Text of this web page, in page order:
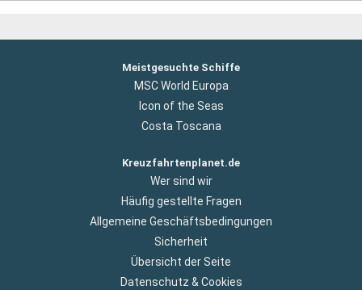
Meistgesuchte Schiffe
MSC World Europa
Icon of the Seas
Costa Toscana
Kreuzfahrtenplanet.de
Wer sind wir
Häufig gestellte Fragen
Allgemeine Geschäftsbedingungen
Sicherheit
Übersicht der Seite
Datenschutz & Cookies